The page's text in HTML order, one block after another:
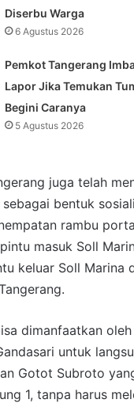
Diserbu Warga
6 Agustus 2026
Pemkot Tangerang
Lapor Jika Temukan
Begini Caranya
5 Agustus 2026
juga telah
bentuk
rambu
masuk Soll
keluar Soll Marina
dimanfaatkan
untuk
Gotot Subroto
1, tanpa harus